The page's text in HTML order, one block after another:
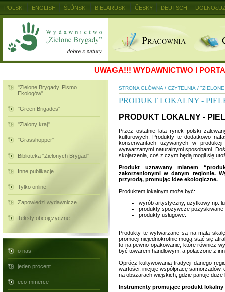
UWAGA!!! WYDAWNICTWO I
"Zielone Brygady. Pismo
Ekologów"
"Green Brigades"
"Zialony kraj"
"Grasshopper"
Biblioteka "Zielonych Brygad"
Inne publikacje
Tylko online
Zapowiedzi wydawnicze
Teksty obcojęzyczne
o nas
jeden procent
eco-mmerce
STRONA GŁÓWNA / CZYTELNIA /
PRODUKT LOKALNY -
PRODUKT LOKALNY -
Przez ostatnie lata rynek polski
kulturowych. Produkty te dodatkowo
konserwantach używanych w
wytwarzanymi naturalnymi sposobami.
skojarzenia, coś z czym będą mogli się
Produkt uznawany mianem
zakorzenionymi w danym regionie.
przyrodą, promując idee ekologiczne.
Produktem lokalnym może być:
wyrób artystyczny, użytkowy np.
produkty spożywcze
produkty usługowe.
Produkty te wytwarzane są na małą
promocji niejednokrotnie mogą stać się
to na pewno opakowanie, które również
być towarem handlowym, a połączone z
Oprócz kultywowania tradycji danego
wartości, inicjuje współpracę
na obszarach wiejskich, gdzie panuje duże
Instrumenty promujące produkt lokalny
POLSKI ENGLISH ŚLŮNSKI BIELARUSKI ČESKY DEUTSCH